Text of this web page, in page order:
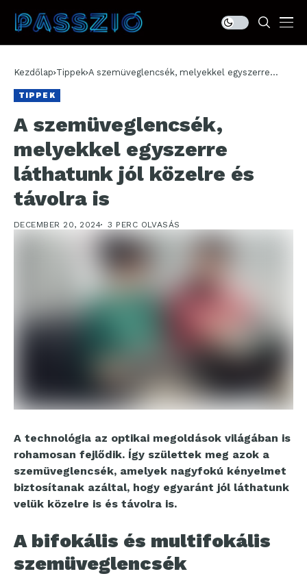
Kezdőlap Tippek A szemüveglencsék, melyekkel egyszerre
TIPPEK
A szemüveglencsék,
melyekkel egyszerre
láthatunk jól közelre és
távolra is
DECEMBER 20, 2024 3 PERC OLVASÁS
A technológia az optikai megoldások világában is
rohamosan fejlődik. Így születtek meg azok a
szemüveglencsék, amelyek nagyfokú kényelmet
biztosítanak azáltal, hogy egyaránt jól láthatunk
velük közelre is és távolra is.
A bifokális és multifokális
szemüveglencsék